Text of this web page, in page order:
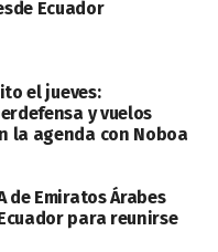
Ecuador
el jueves:
y vuelos
la agenda con Noboa
de Emiratos Árabes
para reunirse